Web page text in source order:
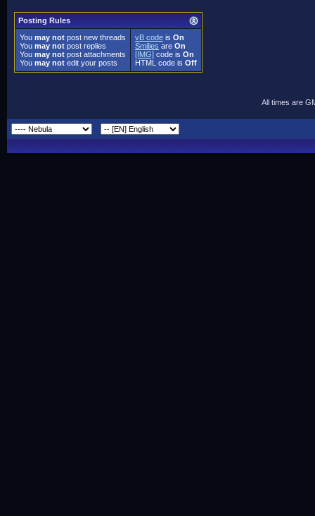
Posting Rules
You may not post new threads
You may not post replies
You may not post attachments
You may not edit your posts
vB code is On
Smilies are On
[IMG] code is On
HTML code is Off
All times are